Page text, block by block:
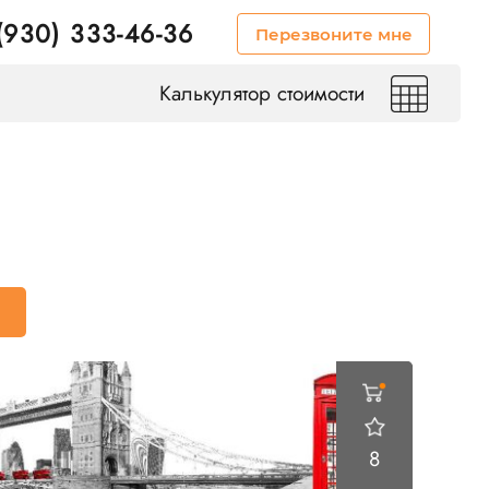
333-46-36 Перезвоните мне
Калькулятор стоимости
8